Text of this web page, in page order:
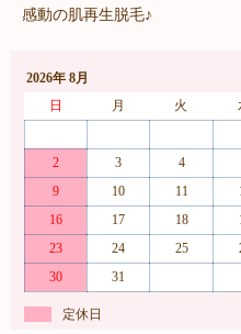
感動の肌再生脱毛♪
2026年 8月
日
月 火
2
3 4
9
10 11
16
17 18
23
24 25
30
31
定休日